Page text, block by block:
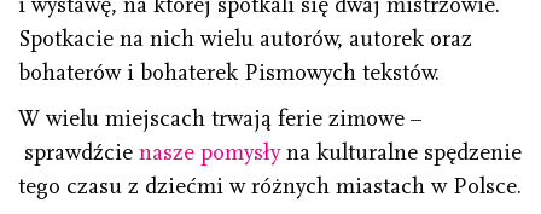
i wystawę, na której spotkali się dwaj mistrzowie.
Spotkacie na nich wielu autorów, autorek oraz
bohaterów i bohaterek Pismowych tekstów.
W wielu miejscach trwają ferie zimowe –
sprawdźcie nasze pomysłyna kulturalne spędzenie
tego czasu z dziećmi w różnych miastach w Polsce.